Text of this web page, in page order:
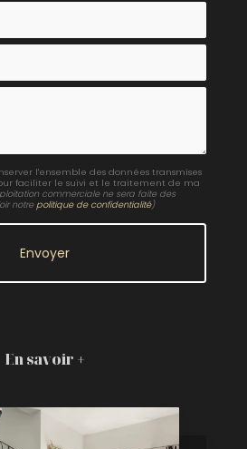
l'ensemble des données transmises
faciliter le suivi et le traitement de ma
commerciale ne sera faite des
notre politique de confidentialité)
En savoir +